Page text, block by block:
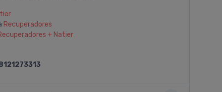
Recuperadores
+ Natier